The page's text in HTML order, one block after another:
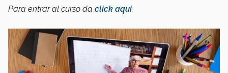
Para entrar al curso da click aquí.